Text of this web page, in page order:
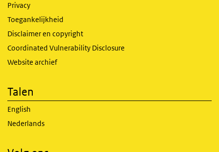
Privacy
Toegankelijkheid
Disclaimer en copyright
Coordinated Vulnerability Disclosure
Website archief
Talen
English
Nederlands